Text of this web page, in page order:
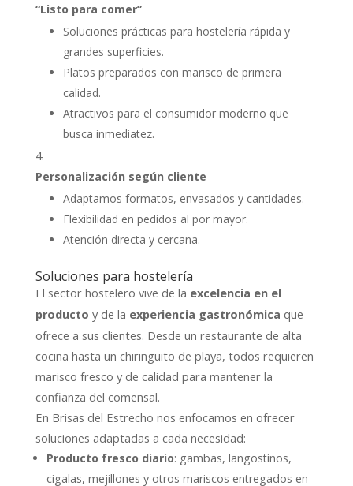
“Listo para comer”
Soluciones prácticas para hostelería rápida y
grandes superficies.
Platos preparados con marisco de primera
calidad.
Atractivos para el consumidor moderno que
busca inmediatez.
Personalización según cliente
Adaptamos formatos, envasados y cantidades.
Flexibilidad en pedidos al por mayor.
Atención directa y cercana.
Soluciones para hostelería
El sector hostelero vive de la excelencia en el
producto y de la experiencia gastronómica que
ofrece a sus clientes. Desde un restaurante de alta
cocina hasta un chiringuito de playa, todos requieren
marisco fresco y de calidad para mantener la
confianza del comensal.
En Brisas del Estrecho nos enfocamos en ofrecer
soluciones adaptadas a cada necesidad:
Producto fresco diario: gambas, langostinos,
cigalas, mejillones y otros mariscos entregados en